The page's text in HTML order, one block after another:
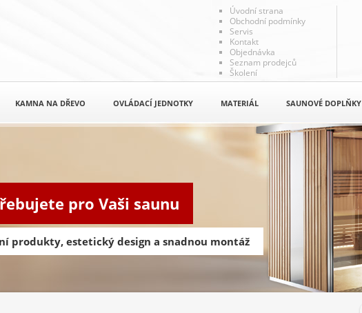
pro Vaši saunu
produkty, estetický design a snadnou montáž
Úvodní strana
Obchodní podmínky
Servis
Kontakt
Objednávka
Seznam prodejců
Školení
KAMNA NA DŘEVO OVLÁDACÍ JEDNOTKY MATERIÁL SAUNOVÉ DOPLŇKY